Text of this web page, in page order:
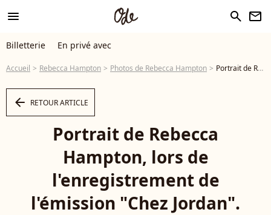
menu search newsletter
Billetterie En privé avec
Accueil Rebecca Hampton Photos de Rebecca Hampton Portrait de Rebecca Hampton, lors de l'enregistrement de l'émission "Chez Jordan". © Cédric Perrin / Bestimage - Photo
arrow_left RETOUR ARTICLE
Portrait de Rebecca
Hampton, lors de
l'enregistrement de
l'émission "Chez Jordan".